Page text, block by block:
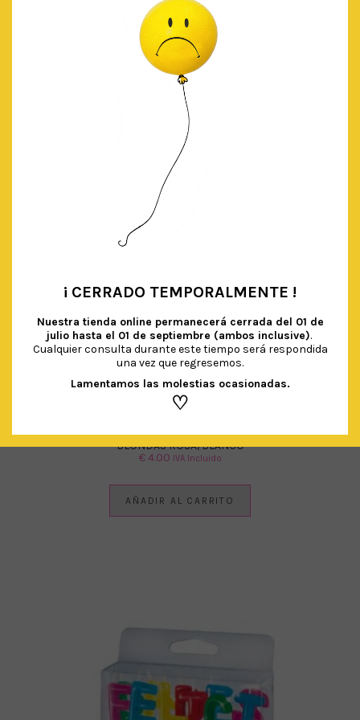
precio
original
era:
€ 6.00.
precio
actual
es:
€ 3.00.
AÑADIR AL CARRITO
BLONDAS ROSA/BLANCO
€4.00 IVA Incluido
AÑADIR AL CARRITO
¡ CERRADO TEMPORALMENTE !
Nuestra tienda online permanecerá cerrada del 01 de
julio hasta el 01 de septiembre (ambos inclusive).
Cualquier consulta durante este tiempo será respondida
una vez que regresemos.
Lamentamos las molestias ocasionadas.
♡